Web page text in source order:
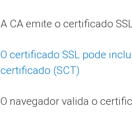
A CA emite o certificado
O certificado SSL pode
certificado (SCT)
O navegador valida o